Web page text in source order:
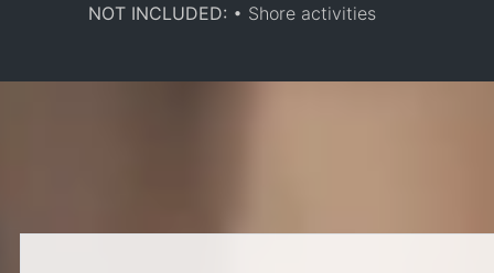
NOT INCLUDED: • Shore activities